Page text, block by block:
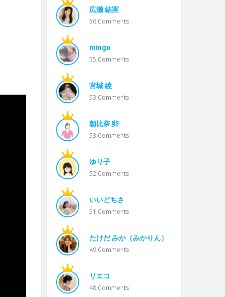
広瀬 結実
56 Comments
mingo
55 Comments
宮城 綾
53 Comments
朝比奈 卵
53 Comments
ゆり子
52 Comments
いいどちさ
51 Comments
たけだ みか（みかりん）
49 Comments
リエコ
48 Comments